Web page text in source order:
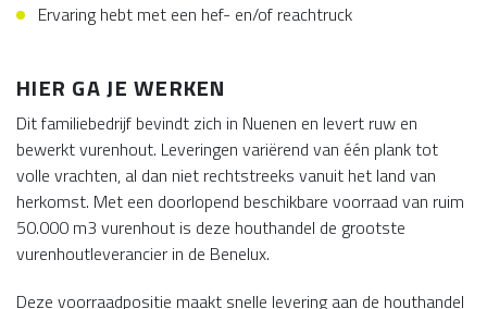
Ervaring hebt met een hef- en/of reachtruck
HIER GA JE WERKEN
Dit familiebedrijf bevindt zich in Nuenen en levert ruw en
bewerkt vurenhout. Leveringen variërend van één plank tot
volle vrachten, al dan niet rechtstreeks vanuit het land van
herkomst. Met een doorlopend beschikbare voorraad van ruim
50.000 m3 vurenhout is deze houthandel de grootste
vurenhoutleverancier in de Benelux.
Deze voorraadpositie maakt snelle levering aan de houthandel